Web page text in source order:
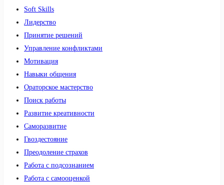
Soft Skills
Лидерство
Принятие решений
Управление конфликтами
Мотивация
Навыки общения
Ораторское мастерство
Поиск работы
Развитие креативности
Саморазвитие
Гвоздестояние
Преодоление страхов
Работа с подсознанием
Работа с самооценкой